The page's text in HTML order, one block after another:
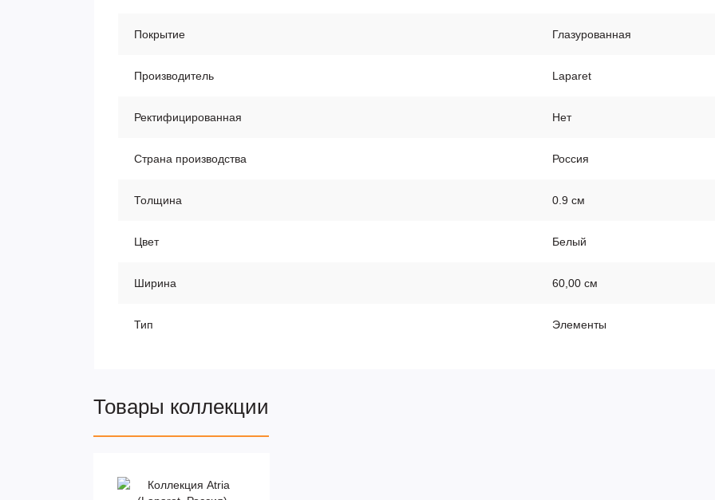
Покрытие Глазурованная
Производитель Laparet
Ректифицированная Нет
Страна производства Россия
Толщина 0.9 см
Цвет Белый
Ширина 60,00 см
Тип Элементы
Товары коллекции